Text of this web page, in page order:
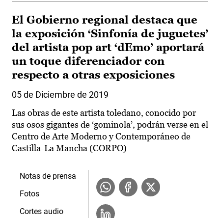
El Gobierno regional destaca que
la exposición ‘Sinfonía de juguetes’
del artista pop art ‘dEmo’ aportará
un toque diferenciador con
respecto a otras exposiciones
05 de Diciembre de 2019
Las obras de este artista toledano, conocido por
sus osos gigantes de ‘gominola’, podrán verse en el
Centro de Arte Moderno y Contemporáneo de
Castilla-La Mancha (CORPO)
Notas de prensa
Fotos
Cortes audio